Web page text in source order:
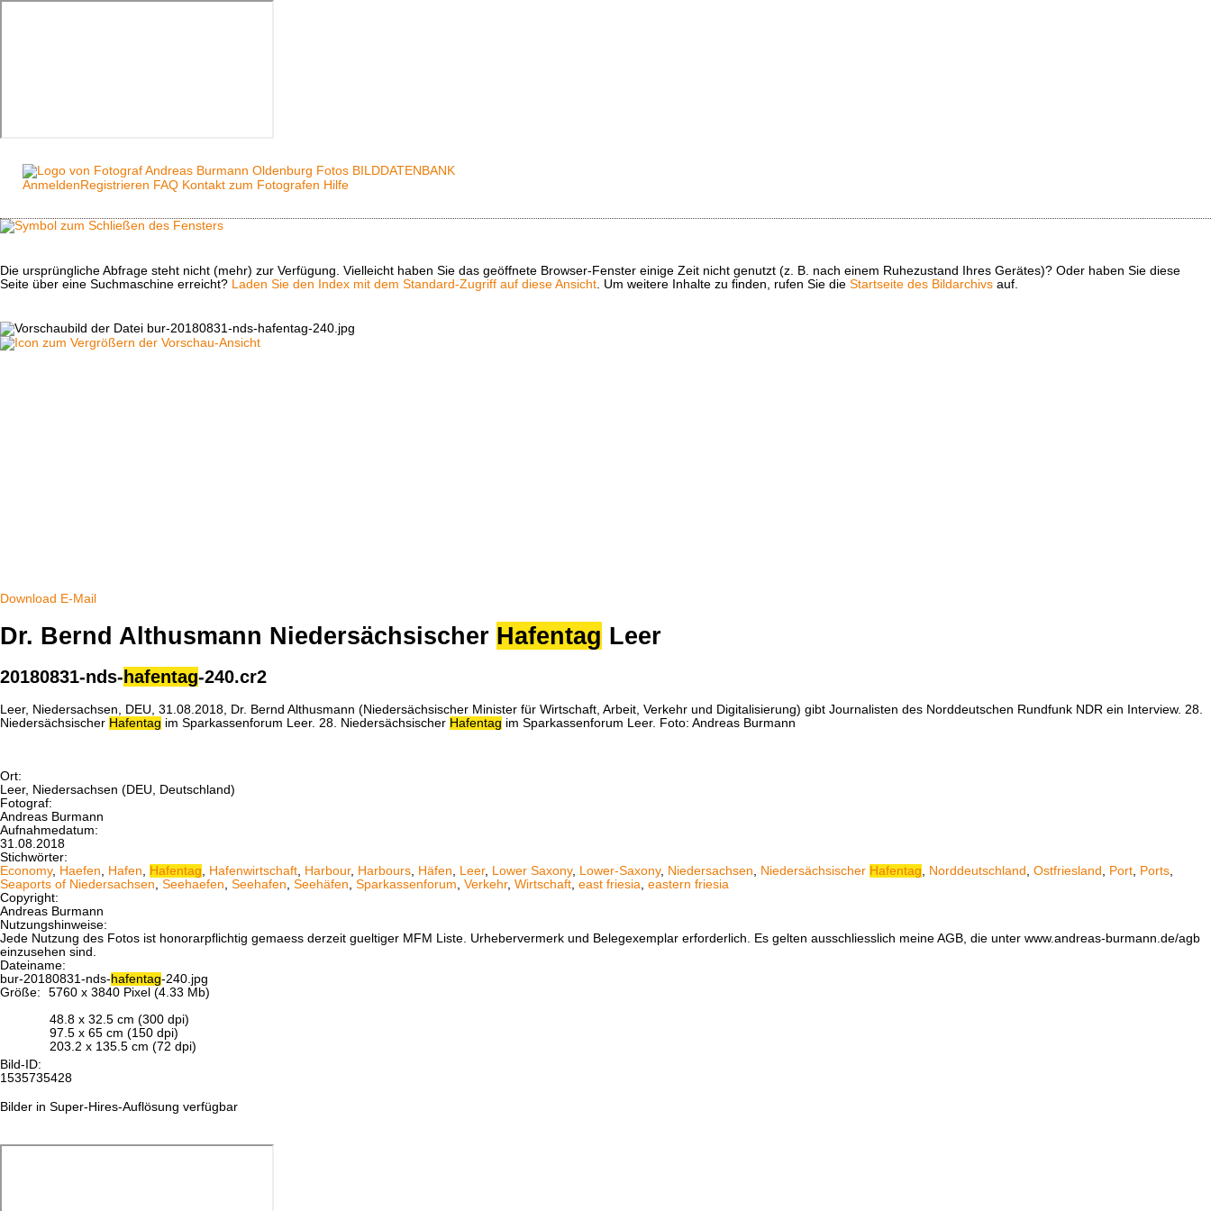
Anmelden Registrieren FAQ Kontakt zum Fotografen Hilfe
Die ursprüngliche Abfrage steht nicht (mehr) zur Verfügung. Vielleicht haben Sie das geöffnete Browser-Fenster einige Zeit nicht genutzt (z. B. nach einem Ruhezustand Ihres Gerätes)? Oder haben Sie diese
Seite über eine Suchmaschine erreicht? Laden Sie den Index mit dem Standard-Zugriff auf diese Ansicht. Um weitere Inhalte zu finden, rufen Sie die Startseite des Bildarchivs auf.
Download E-Mail
Dr. Bernd Althusmann Niedersächsischer Hafentag Leer
20180831-nds- hafentag-240.cr2
Leer, Niedersachsen, DEU, 31.08.2018, Dr. Bernd Althusmann (Niedersächsischer Minister für Wirtschaft, Arbeit, Verkehr und Digitalisierung) gibt Journalisten des Norddeutschen Rundfunk NDR ein Interview. 28.
Niedersächsischer Hafentag im Sparkassenforum Leer. 28. Niedersächsischer Hafentag im Sparkassenforum Leer. Foto: Andreas Burmann
Ort:
Leer, Niedersachsen (DEU, Deutschland)
Fotograf:
Andreas Burmann
Aufnahmedatum:
31.08.2018
Stichwörter:
Economy, Haefen Hafen Hafentag Hafenwirtschaft Harbour, Harbours Häfen Leer, Lower Saxony, Lower-Saxony, Niedersachsen Niedersächsischer Hafentag Norddeutschland Ostfriesland Port Ports
Seaports of Niedersachsen Seehaefen Seehafen Seehäfen Sparkassenforum Verkehr, Wirtschaft east friesia eastern friesia
Copyright:
Andreas Burmann
Nutzungshinweise:
Jede Nutzung des Fotos ist honorarpflichtig gemaess derzeit gueltiger MFM Liste. Urhebervermerk und Belegexemplar erforderlich. Es gelten ausschliesslich meine AGB, die unter www.andreas-burmann.de/agb
einzusehen sind.
Dateiname:
bur-20180831-nds- hafentag-240.jpg
Größe:
5760 x 3840 Pixel (4.33 Mb)
48.8 x 32.5 cm (300 dpi)
97.5 x 65 cm (150 dpi)
203.2 x 135.5 cm (72 dpi)
Bild-ID:
1535735428
Bilder in Super-Hires-Auflösung verfügbar